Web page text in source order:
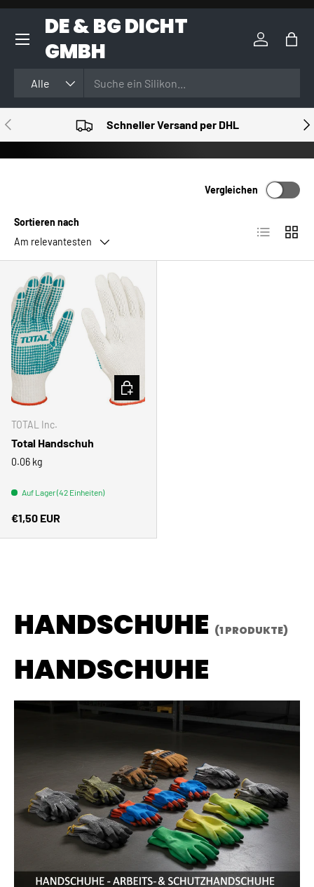
DIREKT ZUM INHALT
DE & BG DICHT
GMBH
Alle
Einloggen
VORHERIGE Schneller Versand per DHL
Sortieren nach
Am relevantesten
Vergleichen
TOTAL Inc.
Total Handschuh
0.06 kg
Auf Lager (42 Einheiten)
Normaler Preis
€1,50 EUR
IN DEN WARENKORB
HANDSCHUHE (1 PRODUKTE)
HANDSCHUHE